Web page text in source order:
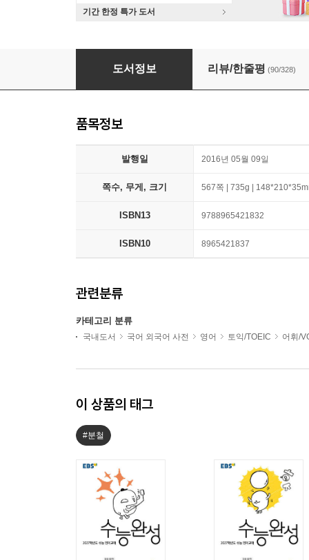
기간 한정 특가 도서
해커스 토익 기출 보카
도서정보 리뷰/한줄평 (90/328)
품목정보
발행일 2016년 05월 09일
쪽수, 무게, 크기 567쪽 | 735g |
ISBN13 9788965421832
ISBN10 8965421837
관련분류
카테고리 분류
국내도서 국어 외국어 사전 영어 토익/TOEIC 어휘/
이 상품의 태그
#분철